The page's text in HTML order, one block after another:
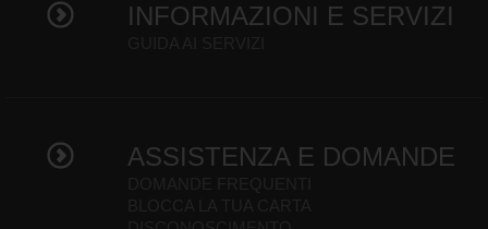
INFORMAZIONI E SERVIZI
ASSISTENZA E DOMANDE